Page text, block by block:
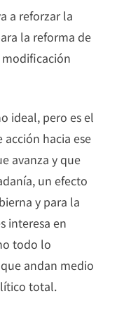
a reforzar la
la reforma de
ideal, pero es el
hacia ese
avanza y que
un efecto
y para la
interesa en
todo lo
andan medio
total.